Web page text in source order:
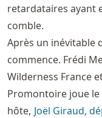
retardataires ayant
comble.
Après un inévitable
commence. Frédi
Wilderness France
Promontoire joue le
hôte, Joël Giraud,